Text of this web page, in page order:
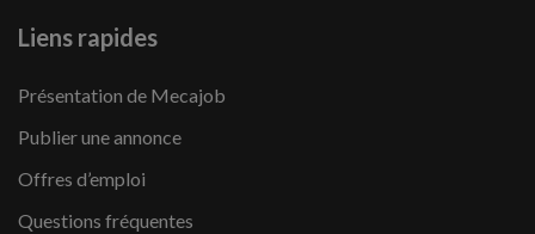
Liens rapides
Présentation de Mecajob
Publier une annonce
Offres d’emploi
Questions fréquentes